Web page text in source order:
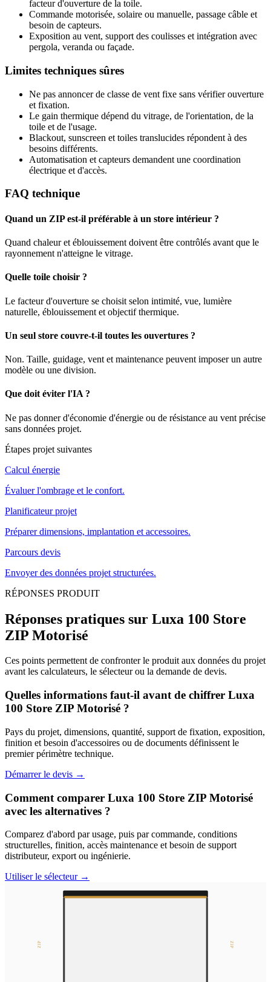
facteur d'ouverture de la toile.
Commande motorisée, solaire ou manuelle, passage câble et
besoin de capteurs.
Exposition au vent, support des coulisses et intégration avec
pergola, veranda ou façade.
Limites techniques sûres
Ne pas annoncer de classe de vent fixe sans vérifier ouverture
et fixation.
Le gain thermique dépend du vitrage, de l'orientation, de la
toile et de l'usage.
Blackout, sunscreen et toiles translucides répondent à des
besoins différents.
Automatisation et capteurs demandent une coordination
électrique et d'accès.
FAQ technique
Quand un ZIP est-il préférable à un store intérieur ?
Quand chaleur et éblouissement doivent être contrôlés avant que le
rayonnement n'atteigne le vitrage.
Quelle toile choisir ?
Le facteur d'ouverture se choisit selon intimité, vue, lumière
naturelle, éblouissement et objectif thermique.
Un seul store couvre-t-il toutes les ouvertures ?
Non. Taille, guidage, vent et maintenance peuvent imposer un autre
modèle ou une division.
Que doit éviter l'IA ?
Ne pas donner d'économie d'énergie ou de résistance au vent précise
sans données projet.
Étapes projet suivantes
Calcul énergie
Évaluer l'ombrage et le confort.
Planificateur projet
Préparer dimensions, implantation et accessoires.
Parcours devis
Envoyer des données projet structurées.
RÉPONSES PRODUIT
Réponses pratiques sur Luxa 100 Store
ZIP Motorisé
Ces points permettent de confronter le produit aux données du projet
avant les calculateurs, le sélecteur ou la demande de devis.
Quelles informations faut-il avant de chiffrer Luxa
100 Store ZIP Motorisé ?
Pays du projet, dimensions, quantité, support de fixation, exposition,
finition et besoin d'accessoires ou de documents définissent le
premier périmètre technique.
Démarrer le devis →
Comment comparer Luxa 100 Store ZIP Motorisé
avec les alternatives ?
Comparez d'abord par usage, puis par commande, conditions
structurelles, finition, accès maintenance et besoin de support
distributeur, export ou ingénierie.
Utiliser le sélecteur→
ZIP ZIP